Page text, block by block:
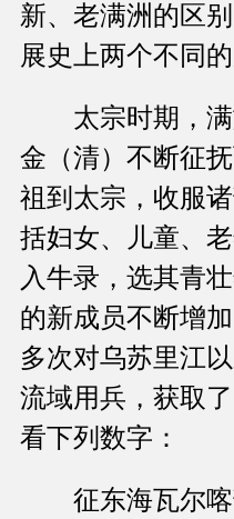
新、老满洲的区
展史上两个不同的
太宗时期，满
金（清）不断征
祖到太宗，收服
括妇女、儿童、
入牛录，选其青
的新成员不断增
多次对乌苏里江
流域用兵，获取
看下列数字：
征东海瓦尔喀